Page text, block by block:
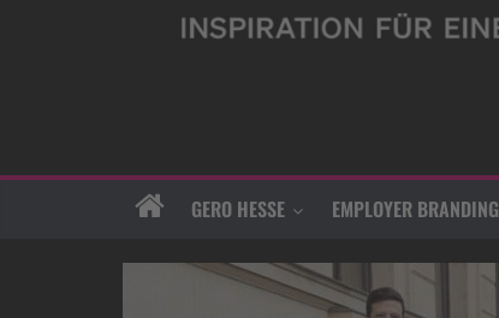
GERO HESSE EMPLOYER BRANDING